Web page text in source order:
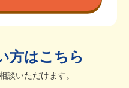
方はこちら
談いただけます。